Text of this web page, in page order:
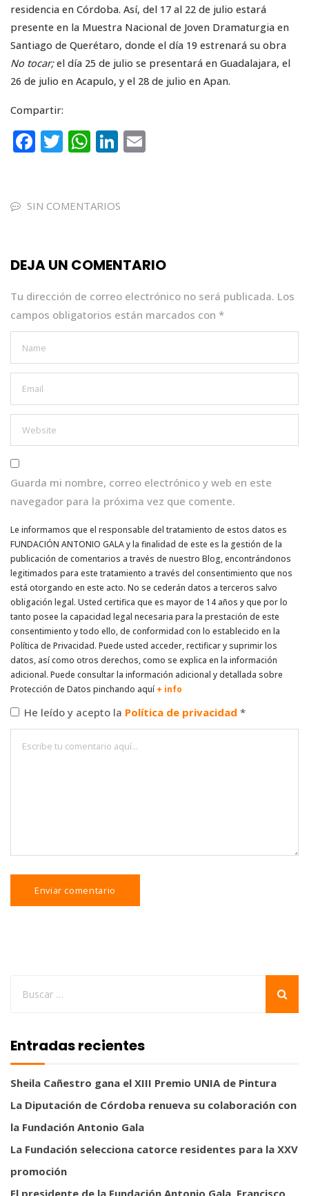
residencia en Córdoba. Así, del 17 al 22 de julio estará
presente en la Muestra Nacional de Joven Dramaturgia en
Santiago de Querétaro, donde el día 19 estrenará su obra
No tocar;el día 25 de julio se presentará en Guadalajara, el
26 de julio en Acapulo, y el 28 de julio en Apan.
Compartir:
F
e
o
k
T
te
W
ts
p
Li
e
SIN COMENTARIOS
DEJA UN COMENTARIO
Tu dirección de correo electrónico no será publicada. Los
campos obligatorios están marcados con *
Guarda mi nombre, correo electrónico y web en este
navegador para la próxima vez que comente.
Le informamos que el responsable del tratamiento de estos datos es
FUNDACIÓN ANTONIO GALA y la finalidad de este es la gestión de la
publicación de comentarios a través de nuestro Blog, encontrándonos
legitimados para este tratamiento a través del consentimiento que nos
está otorgando en este acto. No se cederán datos a terceros salvo
obligación legal. Usted certifica que es mayor de 14 años y que por lo
tanto posee la capacidad legal necesaria para la prestación de este
consentimiento y todo ello, de conformidad con lo establecido en la
Política de Privacidad. Puede usted acceder, rectificar y suprimir los
datos, así como otros derechos, como se explica en la información
adicional. Puede consultar la información adicional y detallada sobre
Protección de Datos pinchando aquí + info
He leído y acepto la Política de privacidad *
Entradas recientes
Sheila Cañestro gana el XIII Premio UNIA de Pintura
La Diputación de Córdoba renueva su colaboración con
la Fundación Antonio Gala
La Fundación selecciona catorce residentes para la XXV
promoción
El presidente de la Fundación Antonio Gala, Francisco